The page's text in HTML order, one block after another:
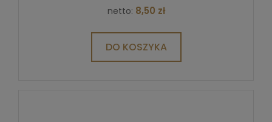
netto: 8,50 zł
DO KOSZYKA